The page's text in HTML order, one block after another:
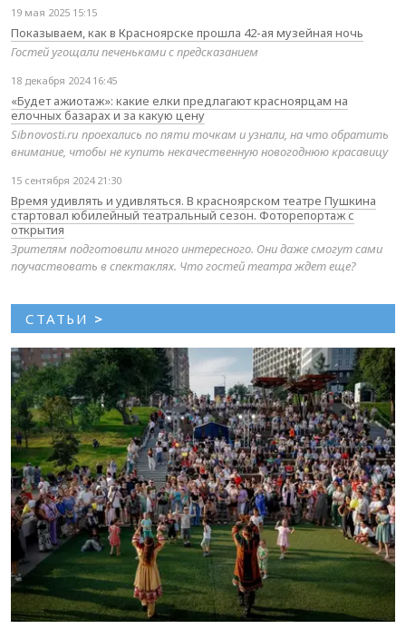
19 мая 2025 15:15
Показываем, как в Красноярске прошла 42-ая музейная ночь
Гостей угощали печеньками с предсказанием
18 декабря 2024 16:45
«Будет ажиотаж»: какие елки предлагают красноярцам на
елочных базарах и за какую цену
Sibnovosti.ru проехались по пяти точкам и узнали, на что обратить
внимание, чтобы не купить некачественную новогоднюю красавицу
15 сентября 2024 21:30
Время удивлять и удивляться. В красноярском театре Пушкина
стартовал юбилейный театральный сезон. Фоторепортаж с
открытия
Зрителям подготовили много интересного. Они даже смогут сами
поучаствовать в спектаклях. Что гостей театра ждет еще?
СТАТЬИ >